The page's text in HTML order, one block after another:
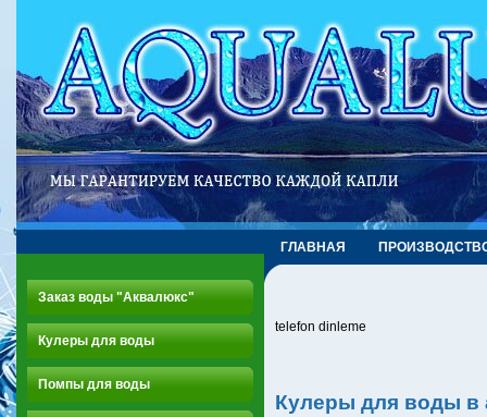
ГЛАВНАЯ
Заказ воды "Аквалюкс"
Кулеры для воды
Помпы для воды
telefon dinleme
Кулеры для воды в